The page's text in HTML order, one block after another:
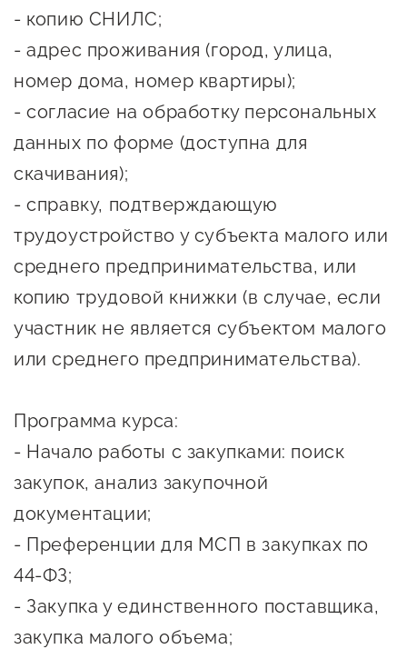
Поддержка социальных
предпринимателей
Поддержка экспортеров
Финансовая поддержка
внешнего санкционного
давления
Центры поддержки
Центр информационно-
сопровождения
О центре
Поддержка центра
Центр образовательных
программ и молодежного
предпринимательства
О центре
Календарь
предпринимателей
Проекты
социальной сферы
О центре
Поддержка центра
Центр финансовой
поддержки
- копию СНИЛС;
- адрес проживания (город, улица,
номер дома, номер квартиры);
- согласие на обработку персональных
данных по форме (доступна для
скачивания);
- справку, подтверждающую
трудоустройство у субъекта малого или
среднего предпринимательства, или
копию трудовой книжки (в случае, если
участник не является субъектом малого
или среднего предпринимательства).
Программа курса:
- Начало работы с закупками: поиск
закупок, анализ закупочной
документации;
- Преференции для МСП в закупках по
44-ФЗ;
- Закупка у единственного поставщика,
закупка малого объема;